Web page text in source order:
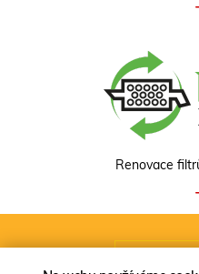
Renovace